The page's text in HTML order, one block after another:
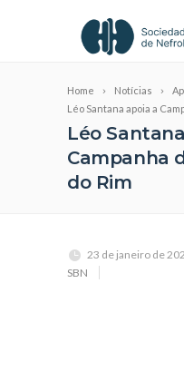
Home Notícias
Léo Santana apoia a
Léo
Campanha
do Rim
23 de janeiro de
SBN